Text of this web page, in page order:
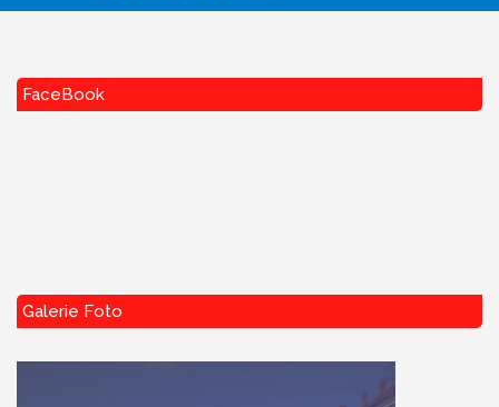
FaceBook
Galerie Foto